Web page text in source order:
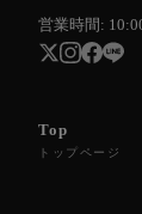
営業時間:
Top
トップページ